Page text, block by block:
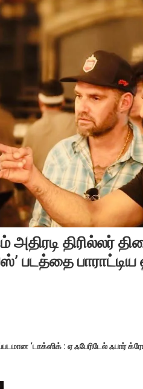
அதிரடி திரில்லர்
படத்தை பாராட்டிய
‘டாக்ஸிக் : ஏ ஃபேரிடேல் ஃபார்